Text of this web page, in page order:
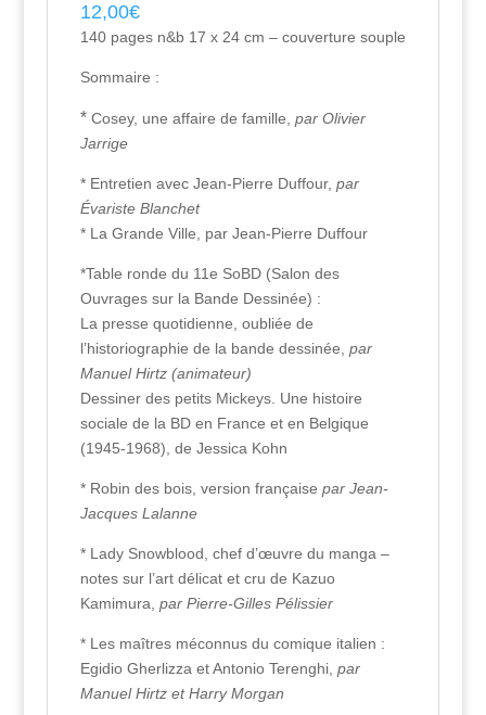
12,00€
140 pages n&b 17 x 24 cm – couverture souple
Sommaire :
*Cosey, une affaire de famille, par Olivier
Jarrige
* Entretien avec Jean-Pierre Duffour, par
Évariste Blanchet
* La Grande Ville, par Jean-Pierre Duffour
*Table ronde du 11e SoBD (Salon des
Ouvrages sur la Bande Dessinée) :
La presse quotidienne, oubliée de
l’historiographie de la bande dessinée, par
Manuel Hirtz (animateur)
Dessiner des petits Mickeys. Une histoire
sociale de la BD en France et en Belgique
(1945-1968), de Jessica Kohn
* Robin des bois, version française par Jean-
Jacques Lalanne
* Lady Snowblood, chef d’œuvre du manga –
notes sur l’art délicat et cru de Kazuo
Kamimura, par Pierre-Gilles Pélissier
* Les maîtres méconnus du comique italien :
Egidio Gherlizza et Antonio Terenghi, par
Manuel Hirtz et Harry Morgan